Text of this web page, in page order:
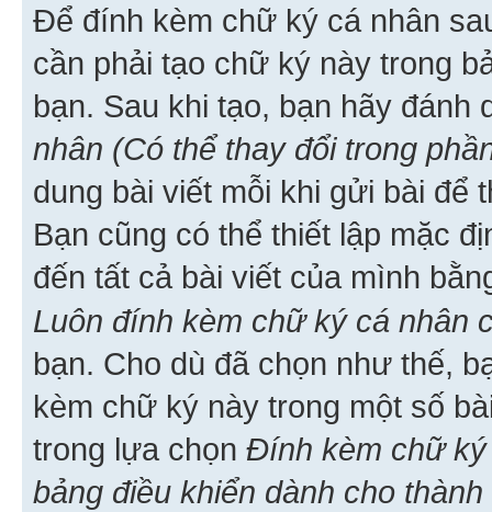
Để đính kèm chữ ký cá nhân
cần phải tạo chữ ký này trong
bạn. Sau khi tạo, bạn hãy
nhân (Có thể thay đổi trong
dung bài viết mỗi khi gửi bài để
Bạn cũng có thể thiết lập mặc
đến tất cả bài viết của mình
Luôn đính kèm chữ ký cá nhân
bạn. Cho dù đã chọn như thế,
kèm chữ ký này trong một số
trong lựa chọn Đính kèm chữ
bảng điều khiển dành cho